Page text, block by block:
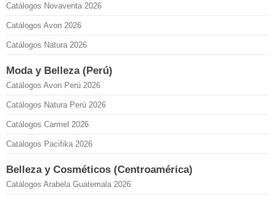
Catálogos Novaventa 2026
Catálogos Avon 2026
Catálogos Natura 2026
Moda y Belleza (Perú)
Catálogos Avon Perú 2026
Catálogos Natura Perú 2026
Catálogos Carmel 2026
Catálogos Pacifika 2026
Belleza y Cosméticos (Centroamérica)
Catálogos Arabela Guatemala 2026